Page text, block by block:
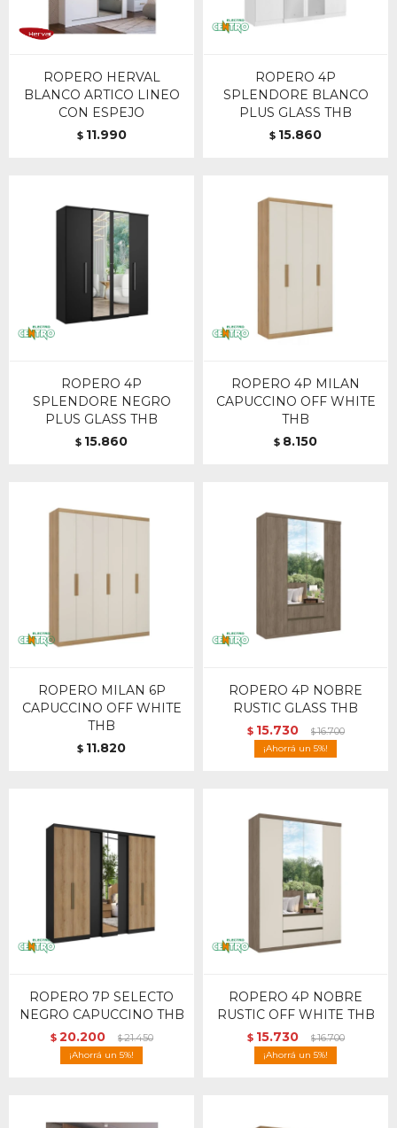
ROPERO HERVAL
BLANCO ARTICO LINEO
CON ESPEJO
$ 11.990
ROPERO 4P
SPLENDORE BLANCO
PLUS GLASS THB
$ 15.860
ROPERO 4P
SPLENDORE NEGRO
PLUS GLASS THB
$ 15.860
ROPERO 4P MILAN
CAPUCCINO OFF WHITE
THB
$ 8.150
ROPERO MILAN 6P
CAPUCCINO OFF WHITE
THB
$ 11.820
ROPERO 4P NOBRE
RUSTIC GLASS THB
$ 15.730 $16.700
5
ROPERO 7P SELECTO
NEGRO CAPUCCINO THB
$ 20.200 $21.450
5
ROPERO 4P NOBRE
RUSTIC OFF WHITE THB
$ 15.730 $16.700
5